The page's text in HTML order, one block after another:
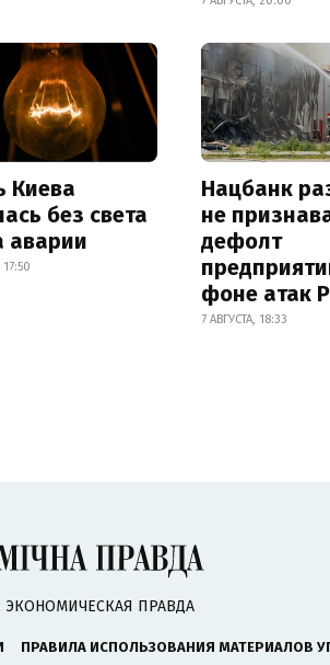
Киева
без света
аварии
17:50
Нацбанк
не
дефолт
фоне атак
7 АВГУСТА, 18:33
ЭКОНОМИЧЕСКАЯ ПРАВДА
ПРАВИЛА ИСПОЛЬЗОВАНИЯ МАТЕРИАЛОВ